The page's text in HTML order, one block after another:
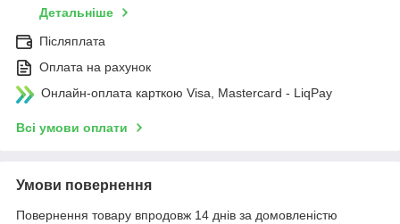
Детальніше
Післяплата
Оплата на рахунок
Онлайн-оплата карткою Visa, Mastercard - LiqPay
Всі умови оплати
Умови повернення
Повернення товару впродовж 14 днів за домовленістю